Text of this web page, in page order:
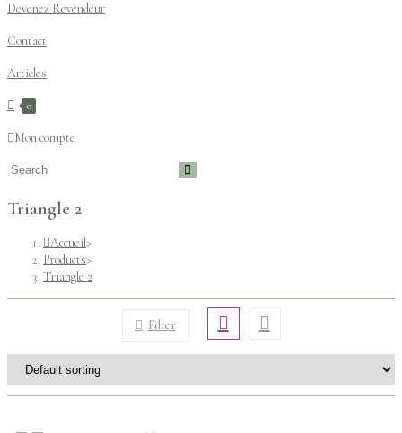
Devenez Revendeur
Contact
Articles
0
Mon compte
Triangle 2
Accueil>
Products>
Triangle 2
Filter